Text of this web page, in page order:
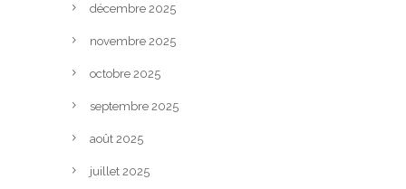
décembre 2025
novembre 2025
octobre 2025
septembre 2025
août 2025
juillet 2025